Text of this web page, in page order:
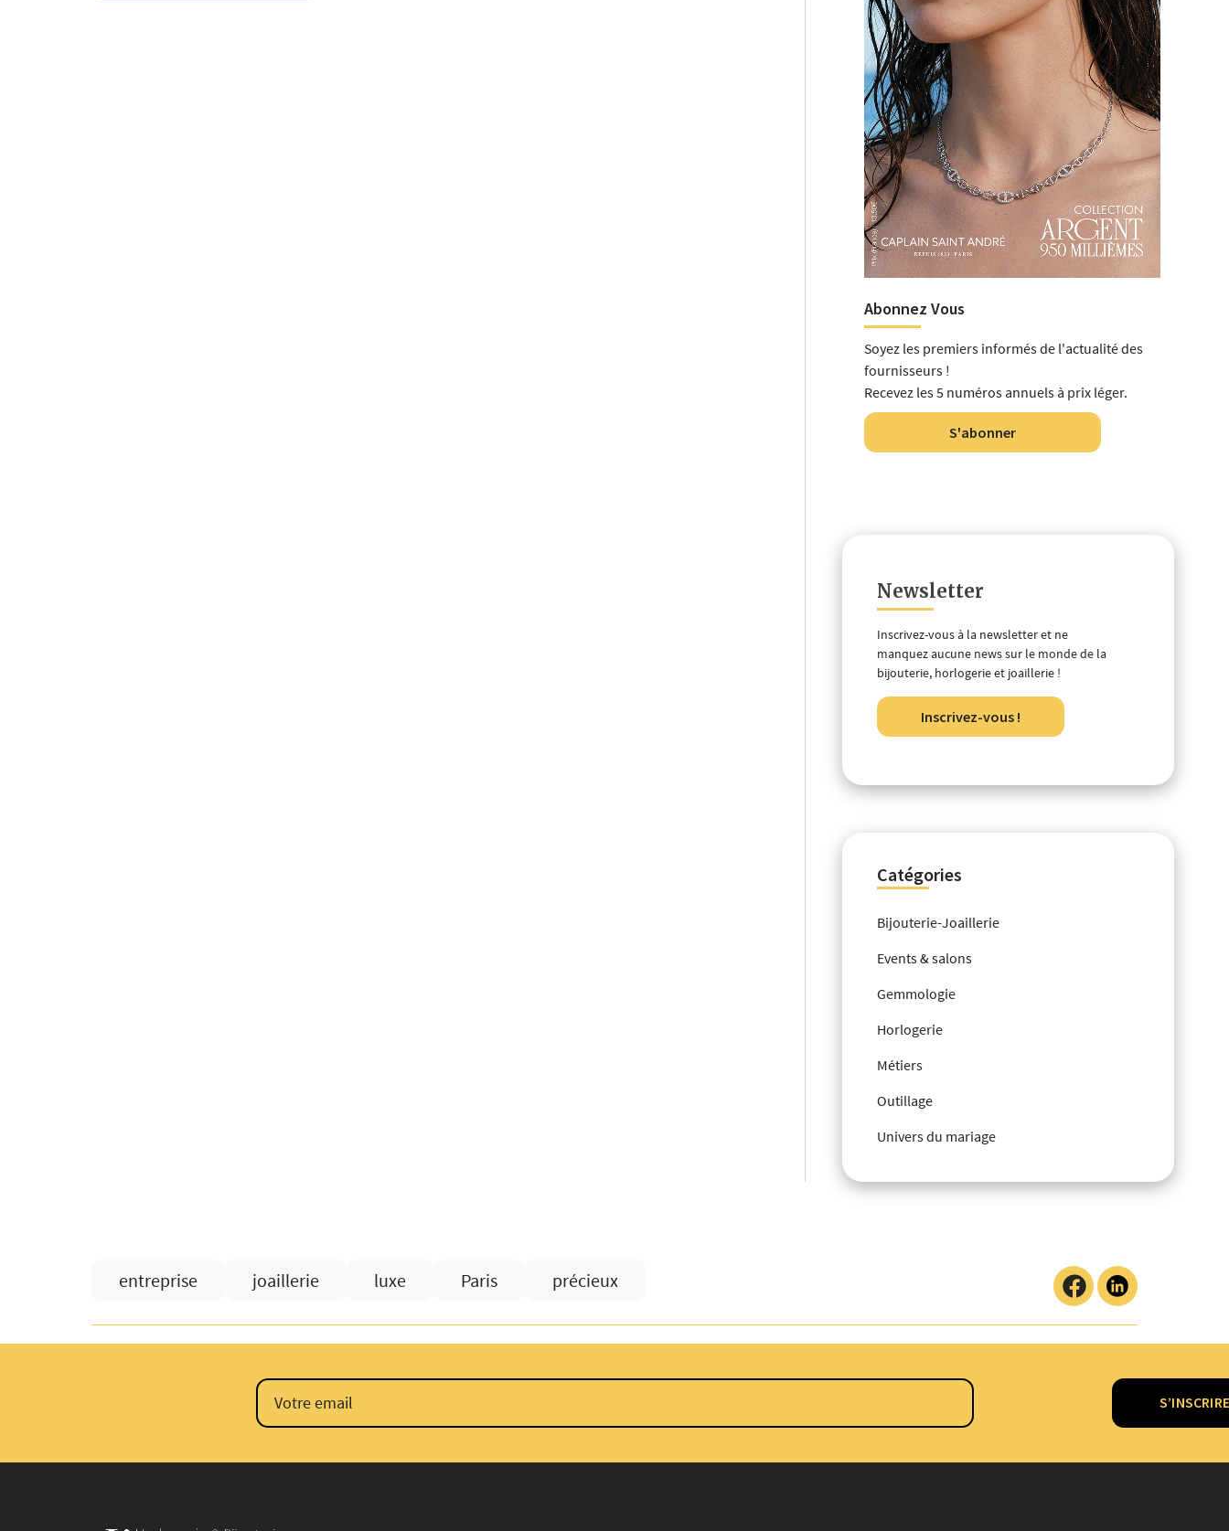
Abonnez Vous
Soyez les premiers informés de l'actualité des
fournisseurs !
Recevez les 5 numéros annuels à prix léger.
S'abonner
Newsletter
Inscrivez-vous à la newsletter et ne
manquez aucune news sur le monde de la
bijouterie, horlogerie et joaillerie !
Inscrivez-vous !
Catégories
Bijouterie-Joaillerie
Events & salons
Gemmologie
Horlogerie
Métiers
Outillage
Univers du mariage
entreprise joaillerie luxe Paris précieux